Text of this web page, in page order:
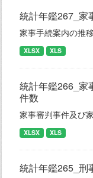
統計年鑑267_家
家事手続案内の推移
XLSX XLS
統計年鑑266_家
件数
家事審判事件及び
XLSX XLS
統計年鑑265_刑